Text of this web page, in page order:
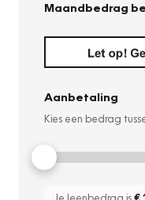
Maandbedrag
Aanbetaling
Kies een bedrag